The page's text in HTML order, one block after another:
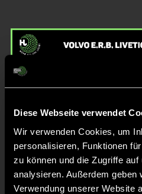
Diese Webseite verwendet
Wir verwenden Cookies, um
personalisieren, Funktionen
zu können und die Zugriffe
analysieren. Außerdem geben
Verwendung unserer Website
Abpfiff
Spiel beendet
TOR 1:0,